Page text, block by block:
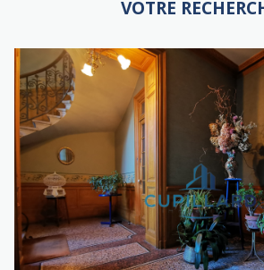
VOTRE